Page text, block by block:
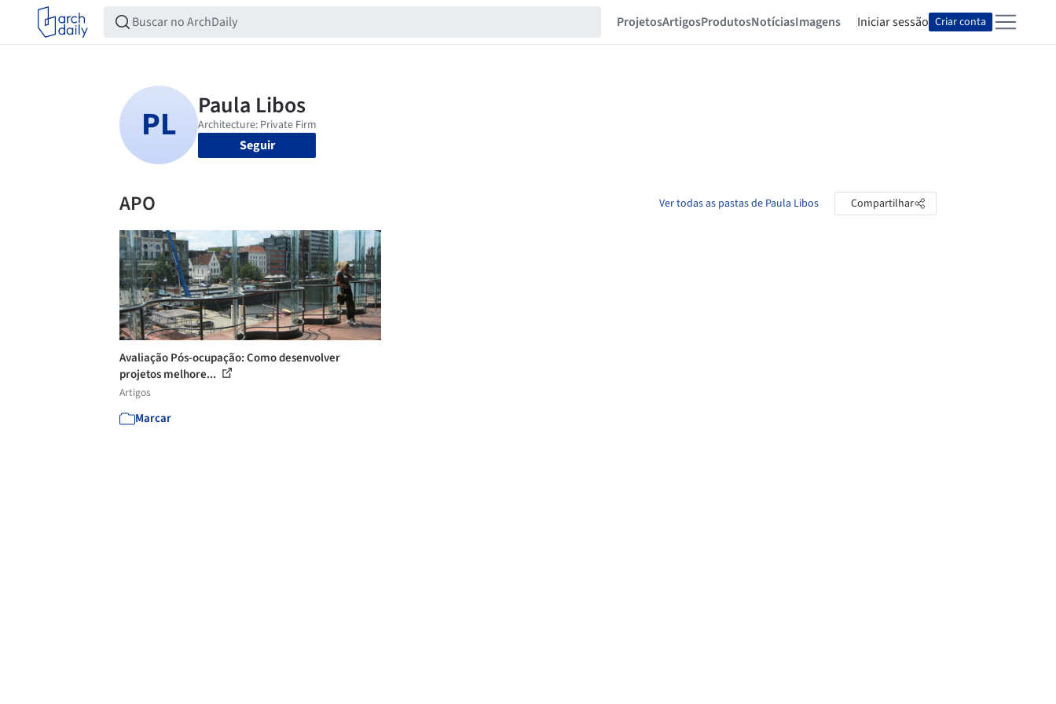
ProjetosArtigosProdutosNotíciasImagens Iniciar sessão Criar conta
Seguir
APO Ver todas as pastas de Paula Libos Compartilhar
Avaliação Pós-ocupação: Como desenvolver
projetos melhore...
Artigos
Marcar